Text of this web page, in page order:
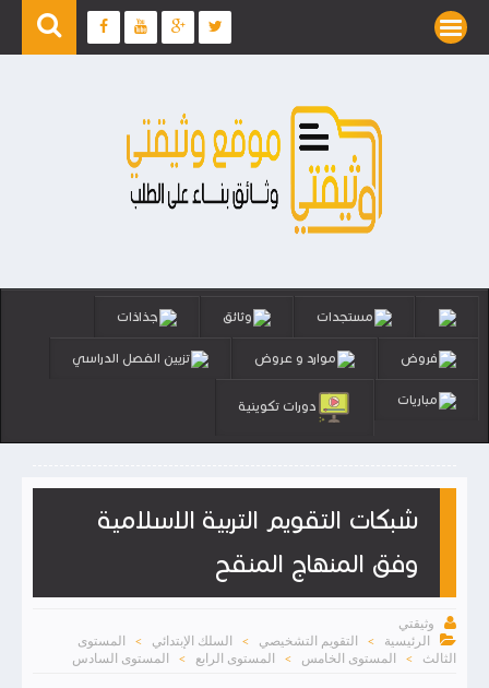
مستجدات وثائق جذاذات
فروض موارد و عروض تزيين الفصل الدراسي
مباريات دورات تكوينية
شبكات التقويم التربية الاسلامية
وفق المنهاج المنقح

وثيقتي

الرئيسية > التقويم التشخيصي > السلك الإبتدائي >
المستوى
الثالث
> المستوى الخامس > المستوى الرابع > المستوى السادس